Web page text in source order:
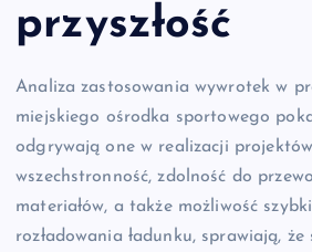
przyszłość
Analiza zastosowania wywrotek w
miejskiego ośrodka sportowego
odgrywają one w realizacji
wszechstronność, zdolność do
materiałów, a także możliwość
rozładowania ładunku, sprawiają, że